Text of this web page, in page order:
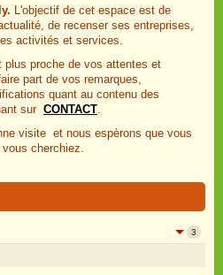
L'objectif de cet espace est de
de recenser ses entreprises,
activités et services.
plus proche de vos attentes et
part de vos remarques,
quant au contenu des
sur CONTACT.
visite et nous espèrons que vous
cherchiez.
3